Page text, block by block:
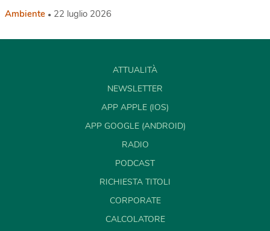
Ambiente 22 luglio 2026
ATTUALITÀ
NEWSLETTER
APP APPLE (IOS)
APP GOOGLE (ANDROID)
RADIO
PODCAST
RICHIESTA TITOLI
CORPORATE
CALCOLATORE